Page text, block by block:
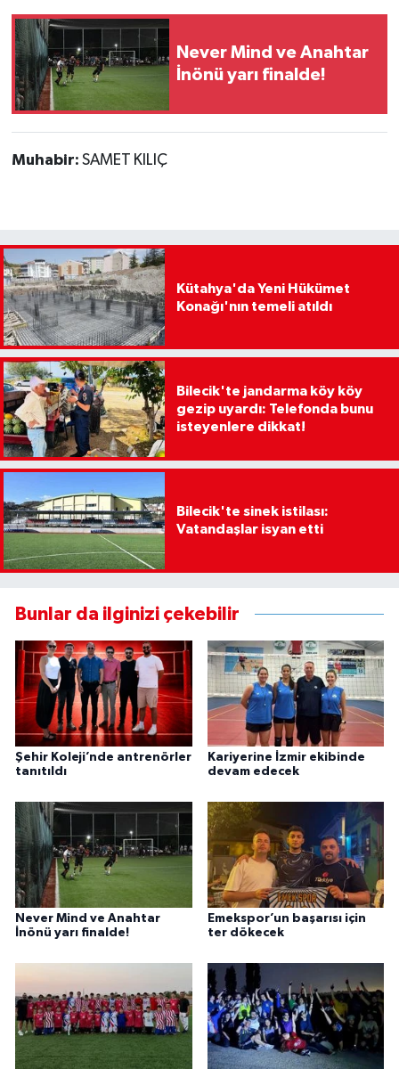
Never Mind ve Anahtar
İnönü yarı finalde!
Muhabir: SAMET KILIÇ
Kütahya'da Yeni Hükümet
Konağı'nın temeli atıldı
Bilecik'te jandarma köy köy
gezip uyardı: Telefonda bunu
isteyenlere dikkat!
Bilecik'te sinek istilası:
Vatandaşlar isyan etti
Bunlar da ilginizi çekebilir
Şehir Koleji’nde antrenörler
tanıtıldı
Kariyerine İzmir ekibinde
devam edecek
Never Mind ve Anahtar
İnönü yarı finalde!
Emekspor’un başarısı için
ter dökecek